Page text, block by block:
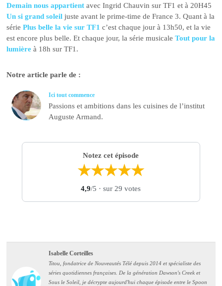
Demain nous appartientavec Ingrid Chauvin sur TF1 et à 20H45
Un si grand soleil juste avant le prime-time de France 3. Quant à la
sériePlus belle la vie sur TF1 c’est chaque jour à 13h50, et la vie
est encore plus belle. Et chaque jour, la série musicaleTout pour la
lumière à 18h sur TF1.
Notre article parle de :
Ici tout commence
Passions et ambitions dans les cuisines de l’institut
Auguste Armand.
Notez cet épisode
★★★★★
4,9/5 · sur 29 votes
Isabelle Corteilles
Titou, fondatrice de Nouveautés Télé depuis 2014 et spécialiste des
séries quotidiennes françaises. De la génération Dawson's Creek et
Sous le Soleil, je décrypte aujourd'hui chaque épisode entre le Spoon